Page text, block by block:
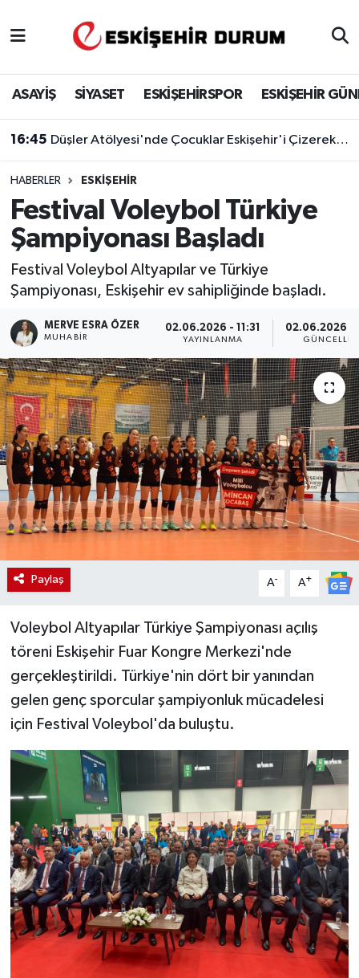
ASAYİŞ SİYASET ESKİŞEHİRSPOR ESKİŞEHİR
16:45 Tepebaşı'nda Çocuklara Ücretsiz Diş Sağlığı Hizmeti Sürüyor
HABERLER ESKIŞEHIR
Festival Voleybol Türkiye
Şampiyonası Başladı
Festival Voleybol Altyapılar ve Türkiye
Şampiyonası, Eskişehir ev sahipliğinde başladı.
MERVE ESRA ÖZER
MUHABIR
02.06.2026 - 11:31
YAYINLANMA
02.06.2026 -
Paylaş A- A+
Voleybol Altyapılar Türkiye Şampiyonası açılış
töreni Eskişehir Fuar Kongre Merkezi'nde
gerçekleştirildi. Türkiye'nin dört bir yanından
gelen genç sporcular şampiyonluk mücadelesi
için Festival Voleybol'da buluştu.
Eskişehir Hava Durumu
Eskişehir Namaz Vakitleri
Eskişehir Trafik Yoğunluk Haritası
Süper Lig Puan Durumu ve Fikstür
Tüm Manşetler